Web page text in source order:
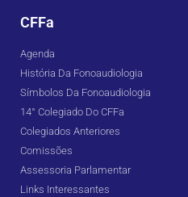
CFFa
Agenda
História Da Fonoaudiologia
Símbolos Da Fonoaudiologia
14° Colegiado Do CFFa
Colegiados Anteriores
Comissões
Assessoria Parlamentar
Links Interessantes